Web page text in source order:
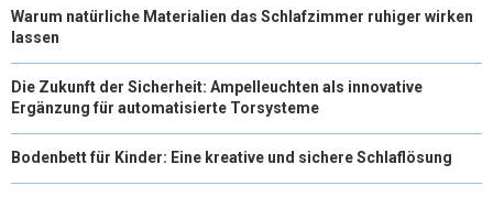
Warum natürliche Materialien das Schlafzimmer ruhiger wirken
lassen
Die Zukunft der Sicherheit: Ampelleuchten als innovative
Ergänzung für automatisierte Torsysteme
Bodenbett für Kinder: Eine kreative und sichere Schlaflösung